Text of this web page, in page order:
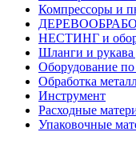
Компрессоры и
НЕСТИНГ и
Шланги и
Оборудование
Обработка
Инструмент
Расходные
Упаковочные